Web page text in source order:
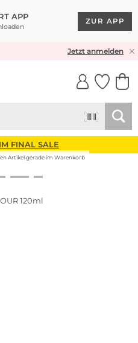
APP
ZUR APP
& RÜCKVERSANDJetzt anmelden
FINAL SALE
Artikel gerade im Warenkorb
120ml